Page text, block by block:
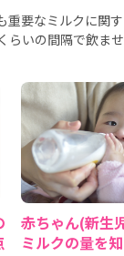
重要なミルクに関
らいの間隔で飲ま
赤ちゃん(新生
ミルクの量を